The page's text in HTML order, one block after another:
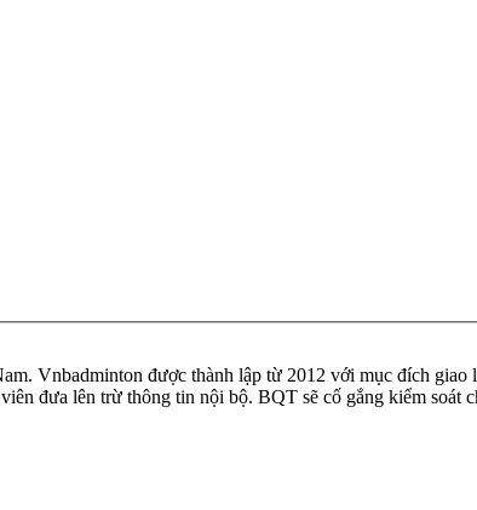
Vnbadminton được thành lập từ 2012 với mục đích
đưa lên trừ thông tin nội bộ. BQT sẽ cố gắng kiểm soát